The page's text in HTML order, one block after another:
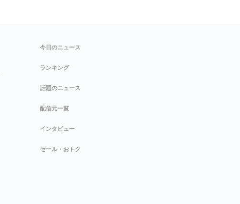
今日のニュース
ランキング
話題のニュース
配信元一覧
インタビュー
セール・おトク